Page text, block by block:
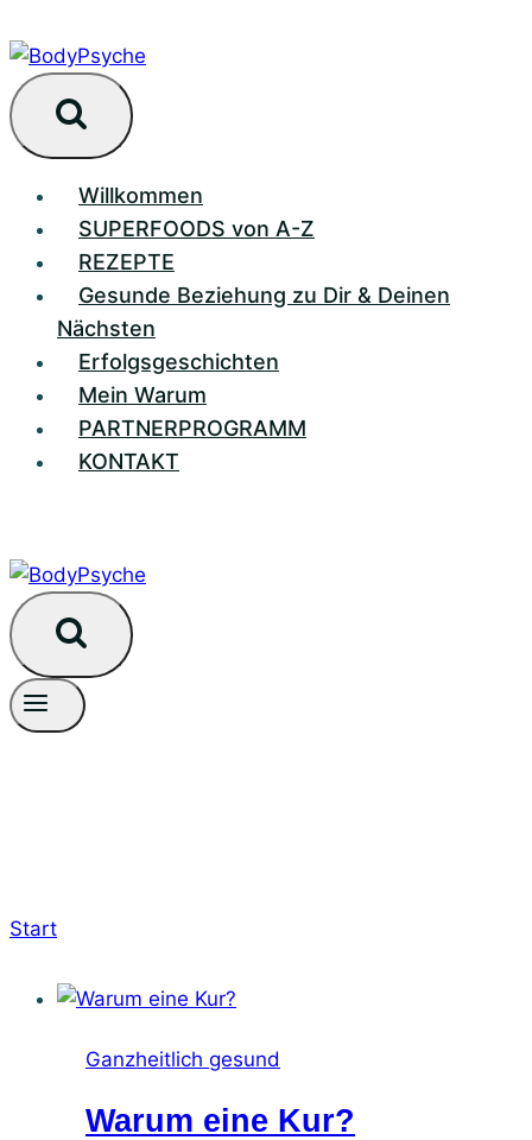
Inhalt
springen
Willkommen
SUPERFOODS von A-Z
REZEPTE
Gesunde Beziehung zu Dir & Deinen
Nächsten
Erfolgsgeschichten
Mein Warum
PARTNERPROGRAMM
KONTAKT
Start
Ganzheitlich gesund
Warum eine Kur?